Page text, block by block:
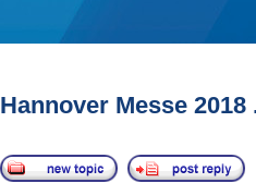
Hannover Messe 2018